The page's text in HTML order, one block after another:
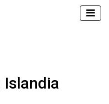
Islandia